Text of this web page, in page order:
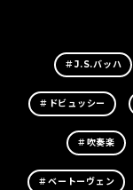
＃J.S.バッハ
＃ドビュッシー
＃吹奏楽
＃ベートーヴェン